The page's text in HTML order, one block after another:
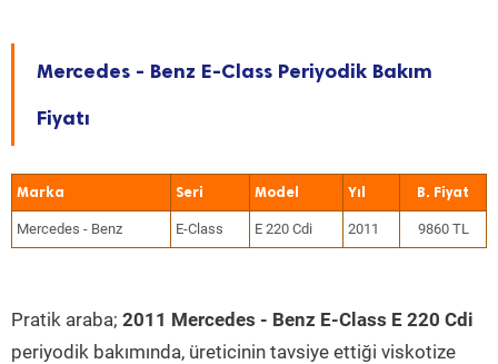
Mercedes - Benz E-Class Periyodik Bakım
Fiyatı
Marka Seri Model Yıl
Mercedes - Benz E-Class E 220 Cdi 2011 9860 TL
Pratik araba; 2011 Mercedes - Benz E-Class E 220 Cdi
periyodik bakımında, üreticinin tavsiye ettiği viskotize